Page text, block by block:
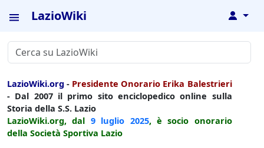
LazioWiki ↓
LazioWiki.org - Presidente Onorario Erika Balestrieri
- Dal 2007 il primo sito enciclopedico online sulla
Storia della S.S. Lazio
LazioWiki.org, dal 9 luglio 2025, è socio onorario
della Società Sportiva Lazio